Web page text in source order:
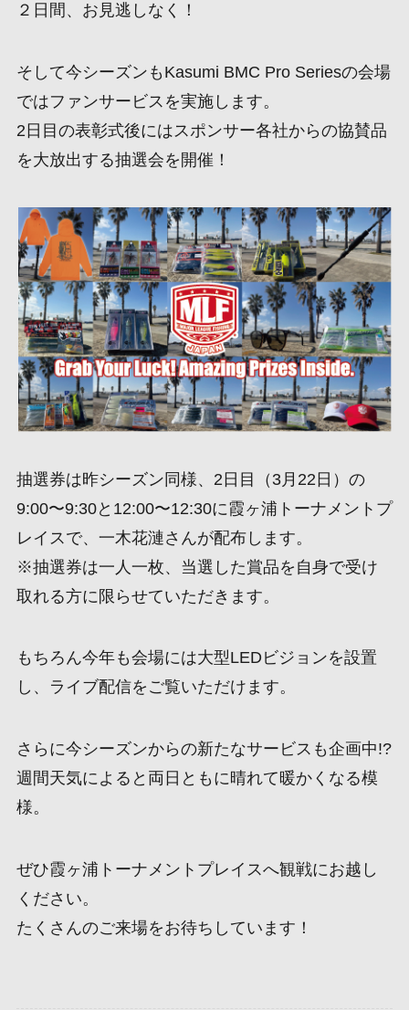
２日間、お見逃しなく！
そして今シーズンもKasumi BMC Pro Seriesの会場
ではファンサービスを実施します。
2日目の表彰式後にはスポンサー各社からの協賛品
を大放出する抽選会を開催！
抽選券は昨シーズン同様、2日目（3月22日）の
9:00〜9:30と12:00〜12:30に霞ヶ浦トーナメントプ
レイスで、一木花漣さんが配布します。
※抽選券は一人一枚、当選した賞品を自身で受け
取れる方に限らせていただきます。
もちろん今年も会場には大型LEDビジョンを設置
し、ライブ配信をご覧いただけます。
さらに今シーズンからの新たなサービスも企画中!?
週間天気によると両日ともに晴れて暖かくなる模
様。
ぜひ霞ヶ浦トーナメントプレイスへ観戦にお越し
ください。
たくさんのご来場をお待ちしています！